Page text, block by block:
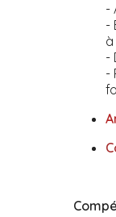
-
-
-
-